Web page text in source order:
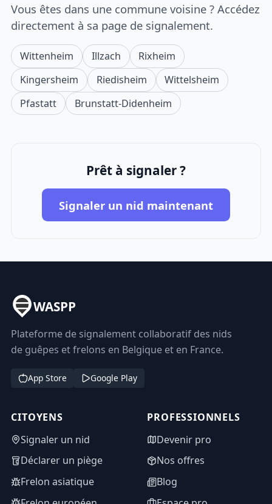
Vous êtes dans une commune voisine ? Accédez
directement à sa page de signalement.
Wittenheim Illzach
Rixheim
Kingersheim
Riedisheim
Wittelsheim
Pfastatt
Brunstatt-Didenheim
Prêt à signaler ?
Signaler un nid maintenant
WASPP
Plateforme de signalement collaboratif des nids
de guêpes et frelons en Belgique et en France.
App Store Google Play
CITOYENS
Signaler un nid
Déclarer un piège
Frelon asiatique
PROFESSIONNELS
Devenir pro
Nos offres
Blog